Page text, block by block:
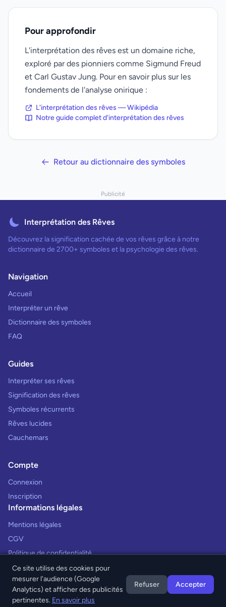
Pour approfondir
L'interprétation des rêves est un domaine riche,
exploré par des pionniers comme Sigmund Freud
et Carl Gustav Jung. Pour en savoir plus sur les
fondements de l'analyse onirique :
L'interprétation des rêves — Wikipédia
Notre guide complet d'interprétation des rêves
Retour au dictionnaire des symboles
Publicité
Interprétation des Rêves
Découvrez la signification cachée de vos rêves grâce à notre
dictionnaire de 2700+ symboles et la psychologie des rêves.
Navigation
Accueil
Interpréter un rêve
Dictionnaire des symboles
FAQ
Guides
Interpréter ses rêves
Signification des rêves
Symboles récurrents
Rêves lucides
Cauchemars
Compte
Connexion
Inscription
Informations légales
Mentions légales
CGV
Politique de confidentialité
© 2026 Interprétation des Rêves. Tous droits réservés.
Ce site utilise des cookies pour
mesurer l'audience (Google
Analytics) et afficher des publicités
pertinentes. En savoir plus
Refuser Accepter